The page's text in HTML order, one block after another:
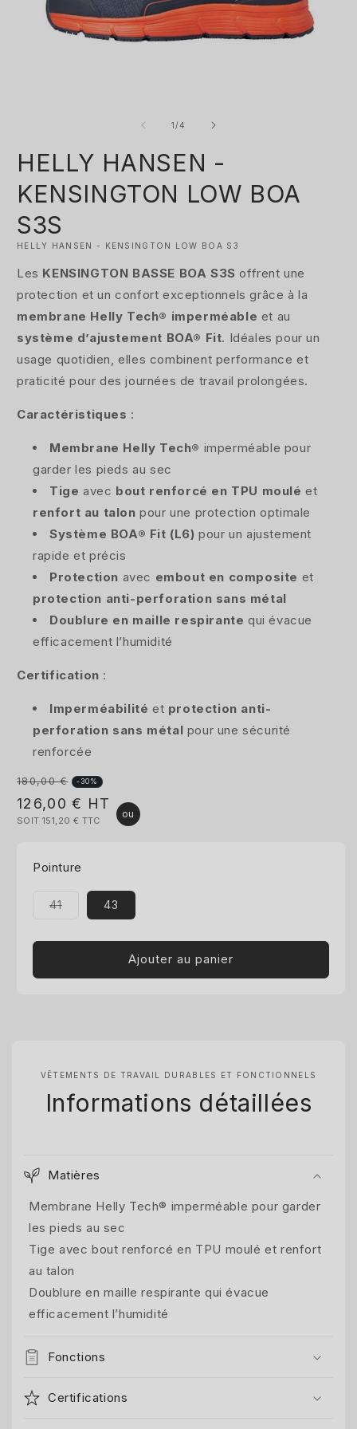
une
fenêtre
modale
1 /de
4
HELLY HANSEN -
KENSINGTON LOW BOA
S3S
HELLY HANSEN - KENSINGTON LOW BOA S3
Les KENSINGTON BASSE BOA S3S offrent une
protection et un confort exceptionnels grâce à la
membrane Helly Tech® imperméable et au
système d’ajustement BOA® Fit. Idéales pour un
usage quotidien, elles combinent performance et
praticité pour des journées de travail prolongées.
Caractéristiques :
Membrane Helly Tech® imperméable pour
garder les pieds au sec
Tige avec bout renforcé en TPU moulé et
renfort au talon pour une protection optimale
Système BOA® Fit (L6) pour un ajustement
rapide et précis
Protection avec embout en composite et
protection anti-perforation sans métal
Doublure en maille respirante qui évacue
efficacement l’humidité
Certification :
Imperméabilité et protection anti-
perforation sans métal pour une sécurité
renforcée
Prix
habituel
180,00 € -30%
Prix
promotionnel
126,00 € HT
SOIT 151,20 € TTC
Pointure
41Variante
épuisée
43
Ajouter au panier
VÊTEMENTS DE TRAVAIL DURABLES ET FONCTIONNELS
Informations détaillées
Matières
Membrane Helly Tech® imperméable pour garder
les pieds au sec
Tige avec bout renforcé en TPU moulé et renfort
au talon
Doublure en maille respirante qui évacue
efficacement l’humidité
Fonctions
Certifications